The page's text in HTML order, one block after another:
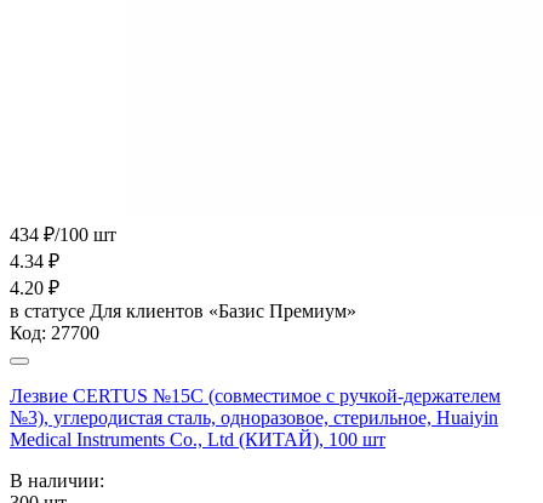
434 ₽/100 шт
4.34 ₽
4.20 ₽
в статусе Для клиентов «Базис Премиум»
Код: 27700
Лезвие CERTUS №15С (совместимое с ручкой-держателем
№3), углеродистая сталь, одноразовое, стерильное, Huaiyin
Medical Instruments Co., Ltd (КИТАЙ), 100 шт
В наличии: